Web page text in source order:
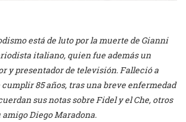
está de luto por la muerte de Gianni
italiano, quien fue además un
y presentador de televisión. Falleció a
cumplir 85 años, tras una breve enfermedad
sus notas sobre Fidel y el Che, otros
Diego Maradona.